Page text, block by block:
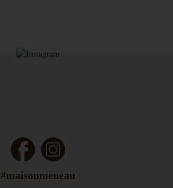
FacebookInstagram
#maisonmeneau